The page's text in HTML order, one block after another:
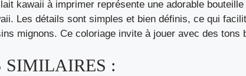
kawaii à imprimer représente une adorable
Les détails sont simples et bien définis, ce qui
mignons. Ce coloriage invite à jouer avec des
SIMILAIRES :